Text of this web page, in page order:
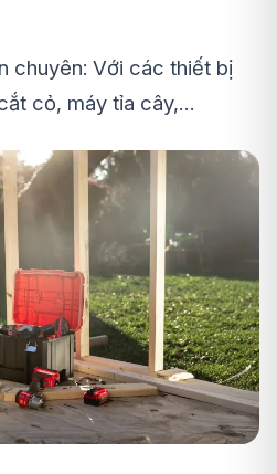
chuyên: Với các thiết bị
cỏ, máy tỉa cây,…